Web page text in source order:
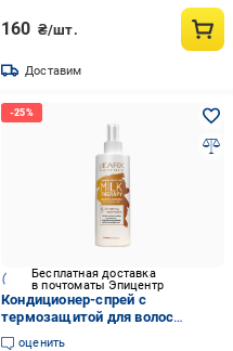
160 ₴/шт.
Доставим
Бесплатная доставка
в почтоматы Эпицентр
Кондиционер-спрей с
термозащитой для волос
LILAFIX Молочная терапия 200
оценить